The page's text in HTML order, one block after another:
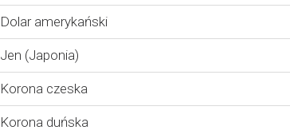
Dolar amerykański
Jen (Japonia)
Korona czeska
Korona duńska